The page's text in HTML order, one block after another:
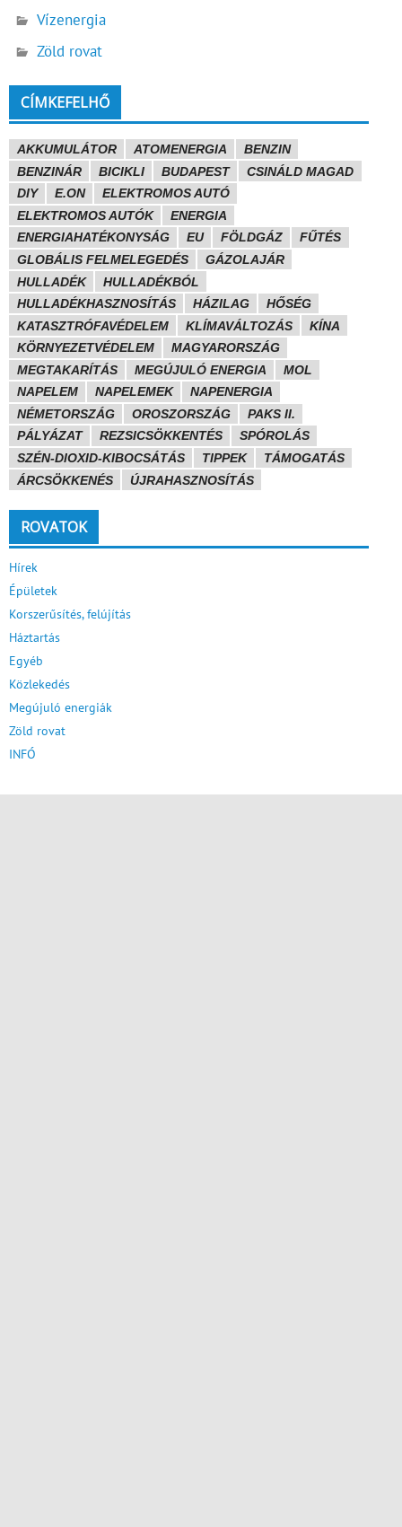
Vízenergia
Zöld rovat
CÍMKEFELHŐ
AKKUMULÁTOR ATOMENERGIA
BENZIN
BENZINÁR
BICIKLI BUDAPEST
CSINÁLD MAGAD
DIY
E.ON
ELEKTROMOS AUTÓ
ELEKTROMOS AUTÓK
ENERGIA
ENERGIAHATÉKONYSÁG
EU FÖLDGÁZ
FŰTÉS
GLOBÁLIS FELMELEGEDÉS
GÁZOLAJÁR
HULLADÉK
HULLADÉKBÓL
HULLADÉKHASZNOSÍTÁS
HÁZILAG
HŐSÉG
KATASZTRÓFAVÉDELEM
KLÍMAVÁLTOZÁS
KÍNA
KÖRNYEZETVÉDELEM
MAGYARORSZÁG
MEGTAKARÍTÁS
MEGÚJULÓ ENERGIA
MOL
NAPELEM
NAPELEMEK
NAPENERGIA
NÉMETORSZÁG
OROSZORSZÁG
PAKS II.
PÁLYÁZAT
REZSICSÖKKENTÉS
SPÓROLÁS
SZÉN-DIOXID-KIBOCSÁTÁS
TIPPEK
TÁMOGATÁS
ÁRCSÖKKENÉS
ÚJRAHASZNOSÍTÁS
ROVATOK
Hírek
Épületek
Korszerűsítés, felújítás
Háztartás
Egyéb
Közlekedés
Megújuló energiák
Zöld rovat
INFÓ